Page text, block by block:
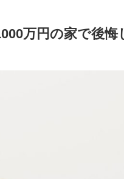
万円の家で後